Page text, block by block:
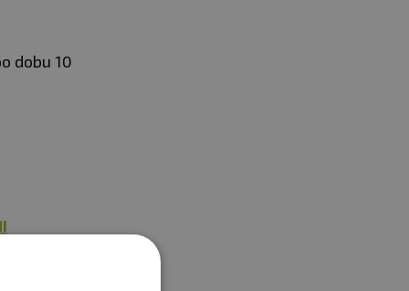
dobu 10